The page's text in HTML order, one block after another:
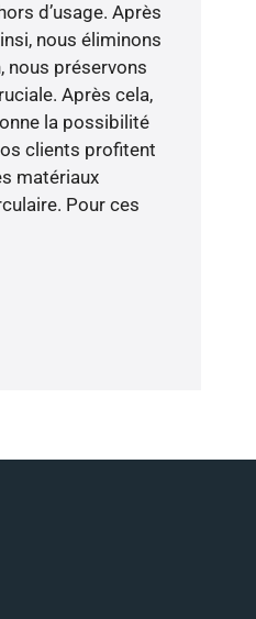
d’usage. Après
nous éliminons
nous préservons
Après cela,
la possibilité
clients profitent
matériaux
Pour ces